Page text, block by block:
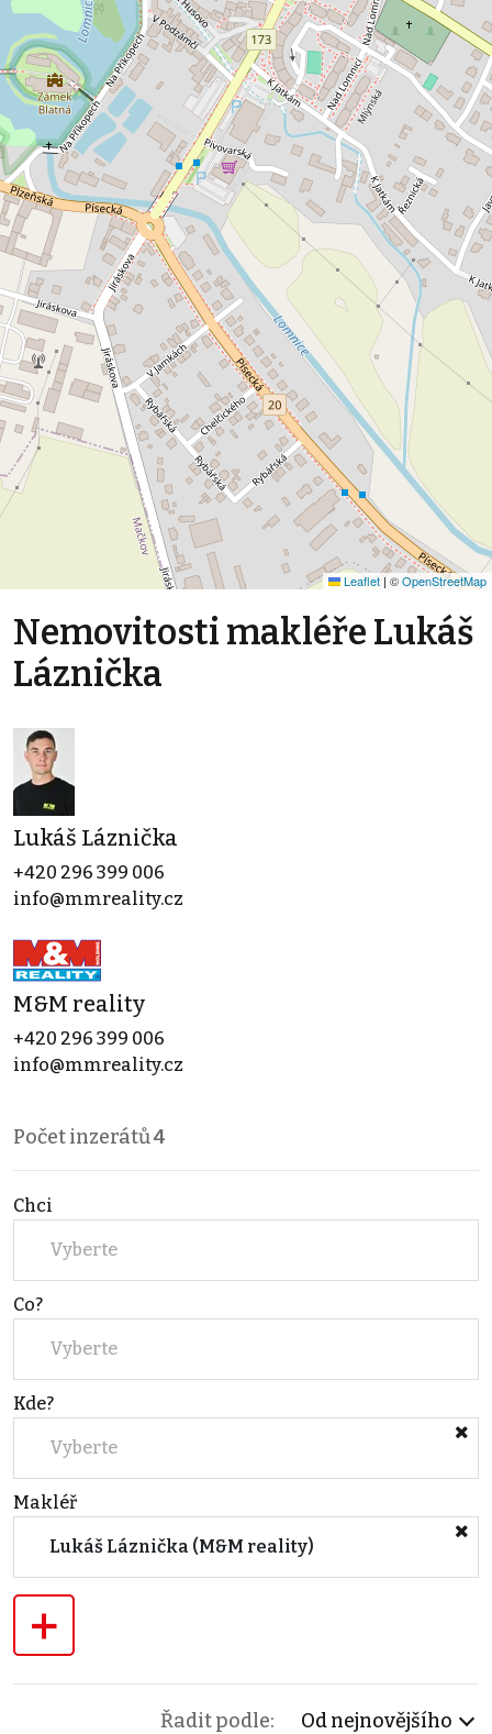
Leaflet | ©OpenStreetMap
Nemovitosti makléře Lukáš
Láznička
Lukáš Láznička
+420 296 399 006
info@mmreality.cz
M&M reality
+420 296 399 006
info@mmreality.cz
Počet inzerátů4
Chci
Vyberte
Co?
Vyberte
Kde?
Vyberte
Makléř
Lukáš Láznička (M&M reality)
+
Řadit podle: Od nejnovějšího